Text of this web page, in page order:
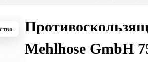
Mehlhose GmbH